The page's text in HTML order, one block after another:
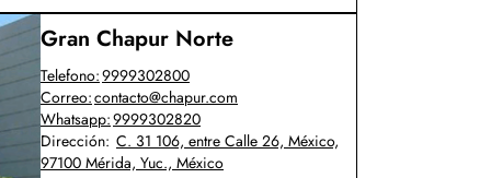
Gran Chapur Norte
Telefono:9999302800
Correo:contacto@chapur.com
Whatsapp:9999302820
Dirección: C. 31 106, entre Calle 26, México,
97100 Mérida, Yuc., México